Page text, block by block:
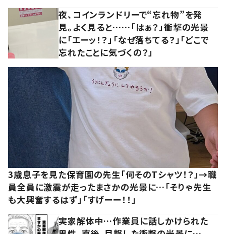
夜、コインランドリーで“忘れ物”を発
見。よく見ると……「はぁ？」衝撃の光景
に「エーッ！？」「なぜ落ちてる？」「どこで
忘れたことに気づくの？」
3歳息子を見た保育園の先生「何そのTシャツ！？」→職
員全員に激震が走ったまさかの光景に…「そりゃ先生
も大興奮するはず」「すげーー！！」
実家解体中…作業員に話しかけられた